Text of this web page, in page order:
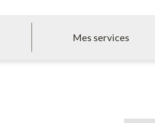
Mes services